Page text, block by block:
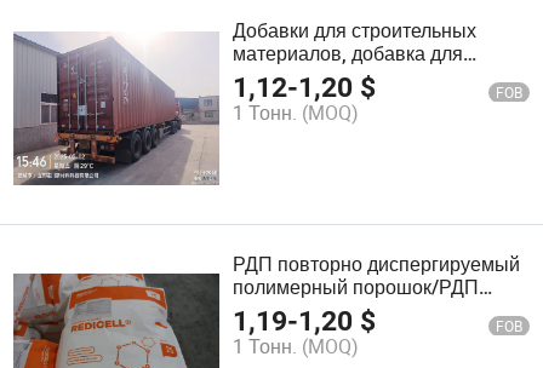
Добавки для строительных
материалов, добавка для
бетонной смеси, порошок
редиспергируемого полимера
для раствора
1,12-1,20 $ FOB
1 Тонн. (MOQ)
РДП повторно диспергируемый
полимерный порошок/РДП
фабричное прямое снабжение
1,19-1,20 $ FOB
1 Тонн. (MOQ)